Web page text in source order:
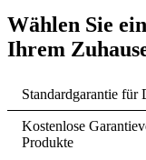
Wählen Sie
Ihrem
Standardgarantie
Kostenlose
Produkte